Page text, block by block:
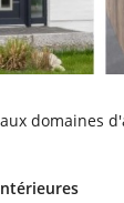
domaines